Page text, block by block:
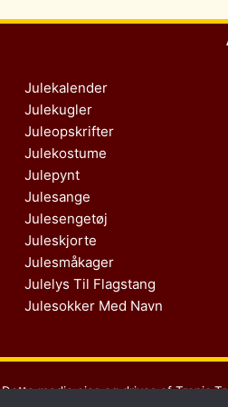
Julekalender
Julekugler
Juleopskrifter
Julekostume
Julepynt
Julesange
Julesengetøj
Juleskjorte
Julesmåkager
Julelys Til Flagstang
Julesokker Med Navn
Dette medie ejes og drives af Tropic